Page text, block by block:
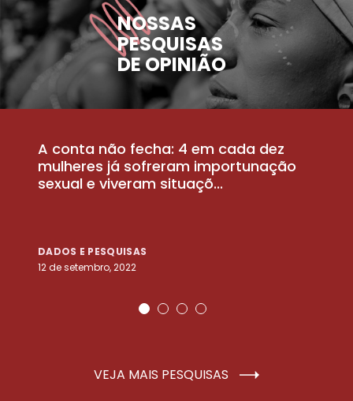
NOSSAS
PESQUISAS
DE OPINIÃO
A conta não fecha: 4 em cada dez
mulheres já sofreram importunação
sexual e viveram situaçõ...
DADOS E PESQUISAS
12 de setembro, 2022
VEJA MAIS PESQUISAS